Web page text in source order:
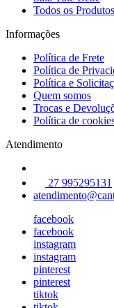
Todos os Produtos
Informações
Política de Frete
Política de
Política e
Quem somos
Trocas e
Política de
Atendimento
27 995295131
facebook
facebook
instagram
instagram
pinterest
pinterest
tiktok